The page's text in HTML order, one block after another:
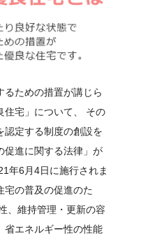
るための措置が講じら
住宅」について、 その
認定する制度の創設を
促進に関する法律」が
年6月4日に施行されま
宅の普及の促進のた
、維持管理・更新の容
省エネルギー性の性能